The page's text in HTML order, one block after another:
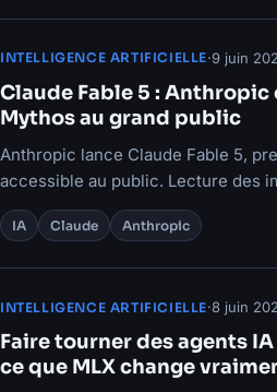
INTELLIGENCE ARTIFICIELLE·9 juin
Claude Fable 5 : Anthropic
Mythos au grand public
Anthropic lance Claude Fable 5,
accessible au public. Lecture des
organisations et les développeurs.
IA Claude Anthropic
INTELLIGENCE ARTIFICIELLE·8 juin
Faire tourner des agents
ce que MLX change